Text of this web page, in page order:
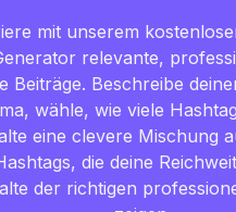
mit unserem
relevante,
Beiträge. Beschreibe
wähle, wie viele
eine clevere Mischung
die deine
der richtigen